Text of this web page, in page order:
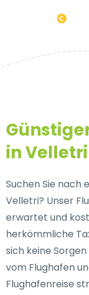
in Velletri
Suchen Sie nach
Velletri? Unser
erwartet und
herkömmliche
sich keine
vom Flughafen
Flughafenreise